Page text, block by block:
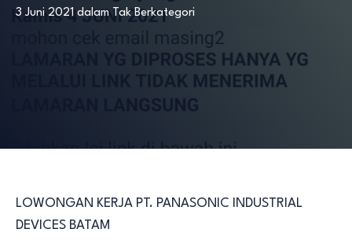
3 Juni 2021 dalam Tak Berkategori
LOWONGAN KERJA PT. PANASONIC INDUSTRIAL
DEVICES BATAM